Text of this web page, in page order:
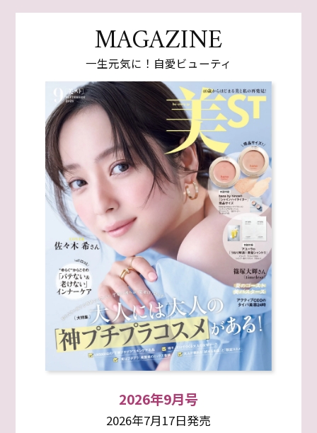
MAGAZINE
一生元気に！自愛ビューティ
2026年9月号
2026年7月17日発売